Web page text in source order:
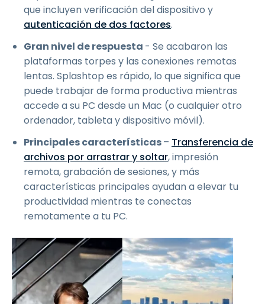
que incluyen verificación del dispositivo y
autenticación de dos factores.
Gran nivel de respuesta - Se acabaron las
plataformas torpes y las conexiones remotas
lentas. Splashtop es rápido, lo que significa que
puede trabajar de forma productiva mientras
accede a su PC desde un Mac (o cualquier otro
ordenador, tableta y dispositivo móvil).
Principales características– Transferencia de
archivos por arrastrar y soltar, impresión
remota, grabación de sesiones, y más
características principales ayudan a elevar tu
productividad mientras te conectas
remotamente a tu PC.